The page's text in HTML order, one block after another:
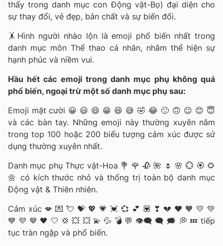
thấy trong danh mục con Động vật-Bọ) đại diện cho
sự thay đổi, vẻ đẹp, bản chất và sự biến đổi.
🤸Hình người nhào lộn là emoji phổ biến nhất trong
danh mục môn Thể thao cá nhân, nhằm thể hiện sự
hạnh phúc và niềm vui.
Hầu hết các emoji trong danh mục phụ không quá
phổ biến, ngoại trừ một số danh mục phụ sau:
Emoji mặt cười 😀 😃 😄 😁 😆 😅 🤣 ​​😂 🙂 🙃 😉 😊 😇
và các bàn tay. Những emoji này thường xuyên nằm
trong top 100 hoặc 200 biểu tượng cảm xúc được sử
dụng thường xuyên nhất.
Danh mục phụ Thực vật-Hoa 💐 🌹 🥀 🌺 🌷 🌸 💮 🏵️ 🌻
🌼 có kích thước nhỏ và thống trị toàn bộ danh mục
Động vật & Thiên nhiên.
Cảm xúc 💋 💌 💘 💝 💖 💗 💓 💞 💕 💟 ❣ 💔 ❤ 🧡 💛 💚
💙 💜 🤎 🖤 🤍 💢 💥 💥 💫 💦 💣 💬 👁️‍🗨️ 🗨 🗯 💭 💤 tiếp
tục tràn ngập và phổ biến.